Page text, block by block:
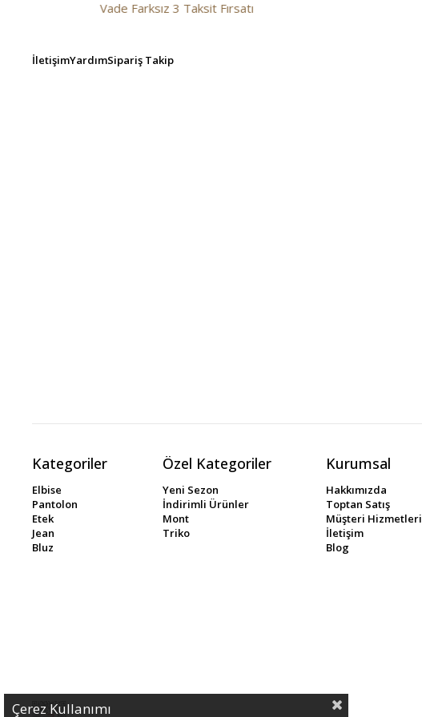
Vade Farksız 3 Taksit Fırsatı
İletişimYardımSipariş Takip
Kategoriler
Elbise
Pantolon
Etek
Jean
Bluz
Özel Kategoriler
Yeni Sezon
İndirimli Ürünler
Mont
Triko
Kurumsal
Hakkımızda
Toptan Satış
Müşteri Hizmetleri
İletişim
Blog
Çerez Kullanımı